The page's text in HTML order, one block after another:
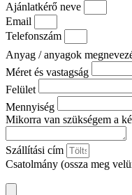
Ajánlatkérő neve
Email
Telefonszám
Anyag / anyagok
Méret és vastagság
Felület
Mennyiség
Mikorra van szükségem a
Szállítási cím
Csatolmány (ossza meg